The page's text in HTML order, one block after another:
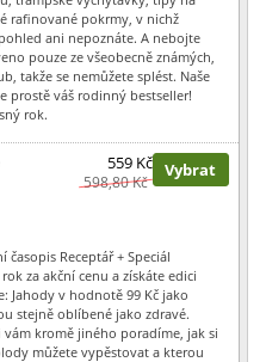
rafinované pokrmy, v nichž
ani nepoznáte. A nebojte
pouze ze všeobecně známých,
takže se nemůžete splést. Naše
prostě váš rodinný bestseller!
rok.
559 Kč
598,80 Kč
Vybrat
časopis Receptář + Speciál
za akční cenu a získáte edici
Jahody v hodnotě 99 Kč jako
stejně oblíbené jako zdravé.
kromě jiného poradíme, jak si
můžete vypěstovat a kterou